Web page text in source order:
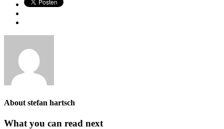
About stefan hartsch
What you can read next